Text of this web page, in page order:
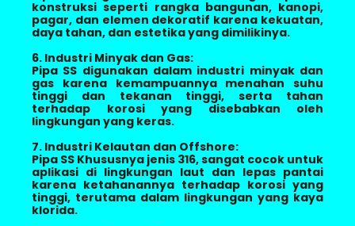
konstruksi seperti rangka bangunan, kanopi,
pagar, dan elemen dekoratif karena kekuatan,
daya tahan, dan estetika yang dimilikinya.
6. Industri Minyak dan Gas:
Pipa SS digunakan dalam industri minyak dan
gas karena kemampuannya menahan suhu
tinggi dan tekanan tinggi, serta tahan
terhadap korosi yang disebabkan oleh
lingkungan yang keras.
7. Industri Kelautan dan Offshore:
Pipa SS Khususnya jenis 316, sangat cocok untuk
aplikasi di lingkungan laut dan lepas pantai
karena ketahanannya terhadap korosi yang
tinggi, terutama dalam lingkungan yang kaya
klorida.